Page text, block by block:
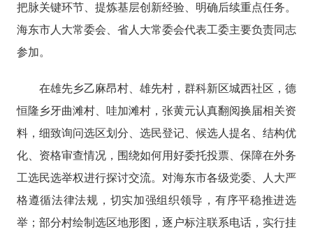
把脉关键环节、提炼基层创新经验、明确后续重点任务。
海东市人大常委会、省人大常委会代表工委主要负责同志
参加。
在雄先乡乙麻昂村、雄先村，群科新区城西社区，德
恒隆乡牙曲滩村、哇加滩村，张黄元认真翻阅换届相关资
料，细致询问选区划分、选民登记、候选人提名、结构优
化、资格审查情况，围绕如何用好委托投票、保障在外务
工选民选举权进行探讨交流。对海东市各级党委、人大严
格遵循法律法规，切实加强组织领导，有序平稳推进选
举；部分村绘制选区地形图，逐户标注联系电话，实行挂